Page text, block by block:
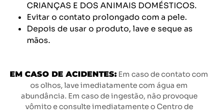
CRIANÇAS E DOS ANIMAIS DOMÉSTICOS.
Evitar o contato prolongado com a pele.
Depois de usar o produto, lave e seque as
mãos.
EM CASO DE ACIDENTES: Em caso de contato com
os olhos, lave imediatamente com água em
abundância. Em caso de ingestão, não provoque
vômito e consulte imediatamente o Centro de